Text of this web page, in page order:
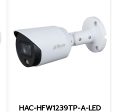
HAC-HFW1239TP-A-LED